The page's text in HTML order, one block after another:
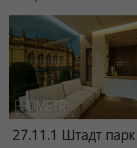
27.11.1 Штадт парк